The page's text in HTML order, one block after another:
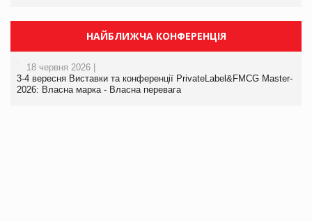
НАЙБЛИЖЧА КОНФЕРЕНЦІЯ
18 червня 2026 |
3-4 вересня Виставки та конференції PrivateLabel&FMCG Master-
2026: Власна марка - Власна перевага